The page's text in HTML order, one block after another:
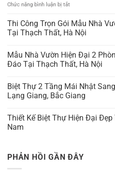
Chức năng bình luận bị tắt
BY
ANTONKILL
Thi Công Trọn Gói Mẫu Nhà
Tại Thạch Thất, Hà Nội
Mẫu Nhà Vườn Hiện Đại 2
Đáo Tại Thạch Thất, Hà Nội
Biệt Thự 2 Tầng Mái Nhật
Lạng Giang, Bắc Giang
Thiết Kế Biệt Thự Hiện Đại Đẹp
Nam
PHẢN HỒI GẦN ĐÂY